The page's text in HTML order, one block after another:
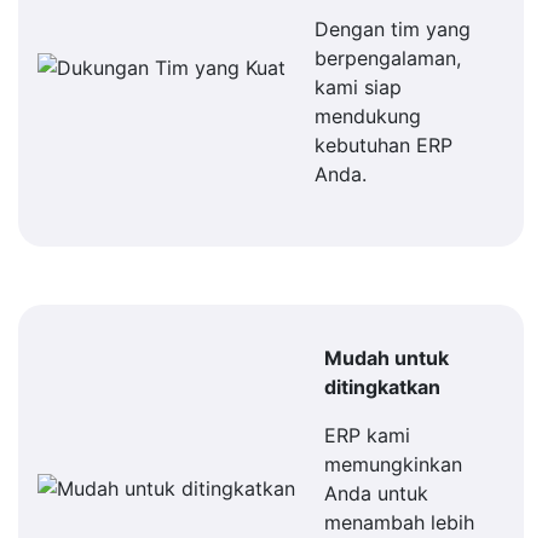
Dengan tim yang
berpengalaman,
kami siap
mendukung
kebutuhan ERP
Anda.
Mudah untuk
ditingkatkan
ERP kami
memungkinkan
Anda untuk
menambah lebih